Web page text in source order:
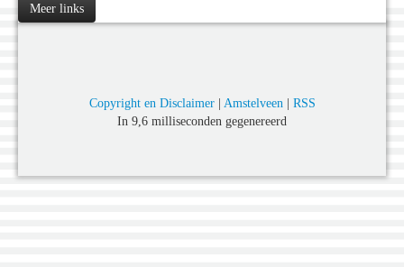
Meer links
Copyright en Disclaimer| Amstelveen| RSS
In 9,6 milliseconden gegenereerd